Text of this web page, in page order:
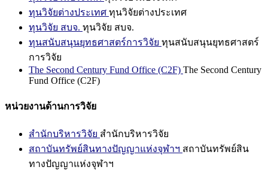
ทุนวิจัยต่างประเทศ ทุนวิจัยต่างประเทศ
ทุนวิจัย สบจ. ทุนวิจัย สบจ.
ทุนสนับสนุนยุทธศาสตร์การวิจัย ทุนสนับสนุนยุทธศาสตร์
การวิจัย
The Second Century Fund Office (C2F) The Second Century
Fund Office (C2F)
หน่วยงานด้านการวิจัย
สำนักบริหารวิจัย สำนักบริหารวิจัย
สถาบันทรัพย์สินทางปัญญาแห่งจุฬาฯ สถาบันทรัพย์สิน
ทางปัญญาแห่งจุฬาฯ